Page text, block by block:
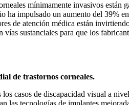
mínimamente invasivos
ha impulsado un aumento del 39%
de atención médica están
vías sustanciales para que los
de trastornos corneales.
casos de discapacidad visual a